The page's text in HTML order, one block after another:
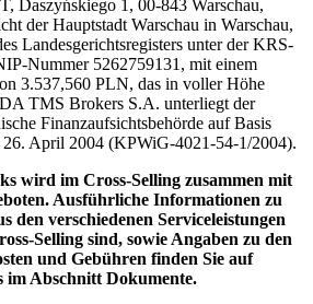
Daszyńskiego 1, 00-843 Warschau,
der Hauptstadt Warschau in Warschau,
Landesgerichtsregisters unter der KRS-
Nummer 5262759131, mit einem
3.537,560 PLN, das in voller Höhe
TMS Brokers S.A. unterliegt der
Finanzaufsichtsbehörde auf Basis
April 2004 (KPWiG-4021-54-1/2004).
wird im Cross-Selling zusammen mit
Ausführliche Informationen zu
den verschiedenen Serviceleistungen
Selling sind, sowie Angaben zu den
und Gebühren finden Sie auf
Abschnitt Dokumente.